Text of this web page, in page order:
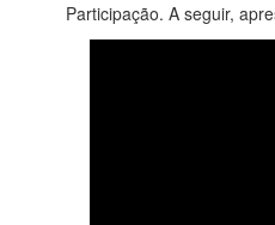
Participação. A seguir,